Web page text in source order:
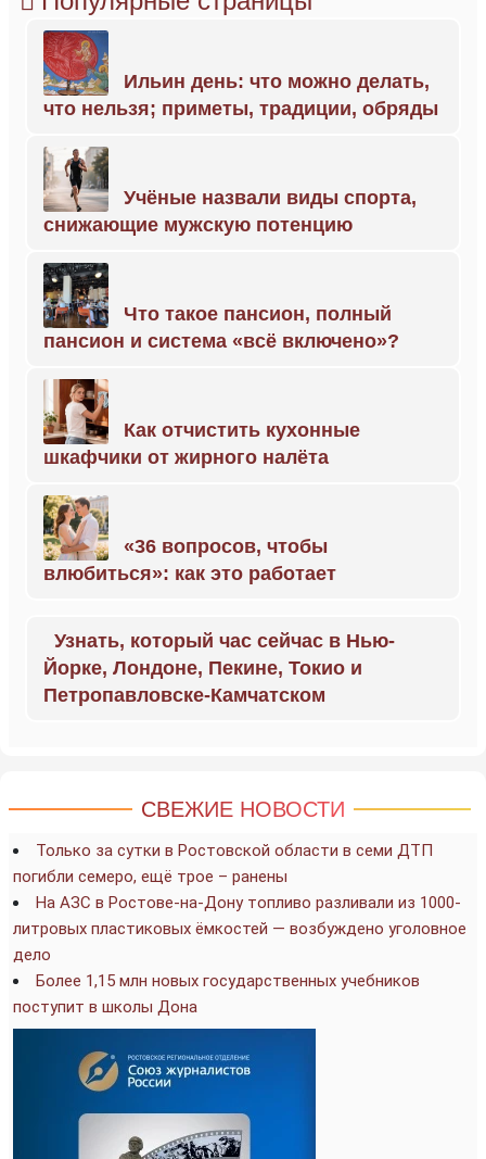
Ильин день: что можно делать,
что нельзя; приметы, традиции, обряды
Учёные назвали виды спорта,
снижающие мужскую потенцию
Что такое пансион, полный
пансион и система «всё включено»?
Как отчистить кухонные
шкафчики от жирного налёта
«36 вопросов, чтобы
влюбиться»: как это работает
Узнать, который час сейчас в Нью-
Йорке, Лондоне, Пекине, Токио и
Петропавловске-Камчатском
СВЕЖИЕ НОВОСТИ
Только за сутки в Ростовской области в семи ДТП
погибли семеро, ещё трое – ранены
На АЗС в Ростове-на-Дону топливо разливали из 1000-
литровых пластиковых ёмкостей — возбуждено уголовное
дело
Более 1,15 млн новых государственных учебников
поступит в школы Дона